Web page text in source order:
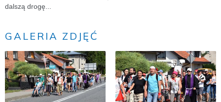
dalszą drogę...
GALERIA ZDJĘĆ